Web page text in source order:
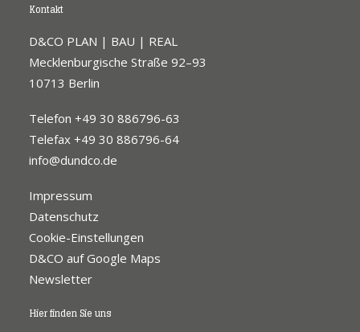
Kontakt
D&CO PLAN | BAU | REAL
Mecklenburgische Straße 92–93
10713 Berlin
Telefon +49 30 886796-63
Telefax +49 30 886796-64
info@dundco.de
Impressum
Datenschutz
Cookie-Einstellungen
D&CO auf Google Maps
Newsletter
Hier finden Sie uns